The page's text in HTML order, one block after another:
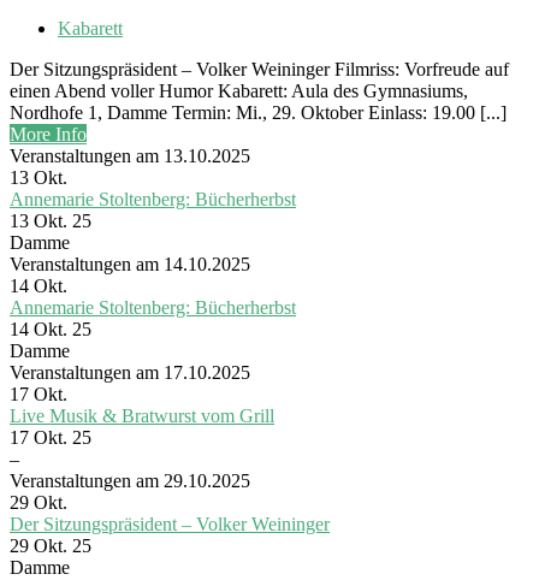
Kabarett
Der Sitzungspräsident – Volker Weininger Filmriss: Vorfreude auf
einen Abend voller Humor Kabarett: Aula des Gymnasiums,
Nordhofe 1, Damme Termin: Mi., 29. Oktober Einlass: 19.00 [...]
More Info
Veranstaltungen am 13.10.2025
13 Okt.
Annemarie Stoltenberg: Bücherherbst
13 Okt. 25
Damme
Veranstaltungen am 14.10.2025
14 Okt.
Annemarie Stoltenberg: Bücherherbst
14 Okt. 25
Damme
Veranstaltungen am 17.10.2025
17 Okt.
Live Musik & Bratwurst vom Grill
17 Okt. 25
–
Veranstaltungen am 29.10.2025
29 Okt.
Der Sitzungspräsident – Volker Weininger
29 Okt. 25
Damme